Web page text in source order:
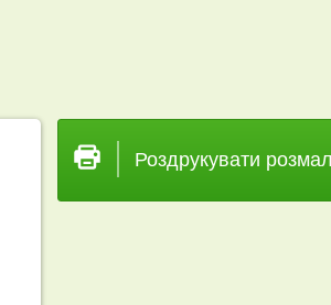
Роздрукувати